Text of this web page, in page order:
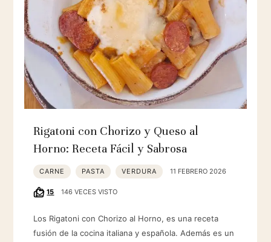
Rigatoni con Chorizo y Queso al
Horno: Receta Fácil y Sabrosa
CARNE PASTA VERDURA 11 FEBRERO 2026
15 146 VECES VISTO
Los Rigatoni con Chorizo al Horno, es una receta
fusión de la cocina italiana y española. Además es un